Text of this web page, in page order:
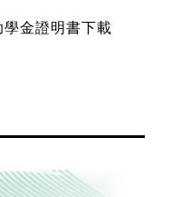
金證明書下載